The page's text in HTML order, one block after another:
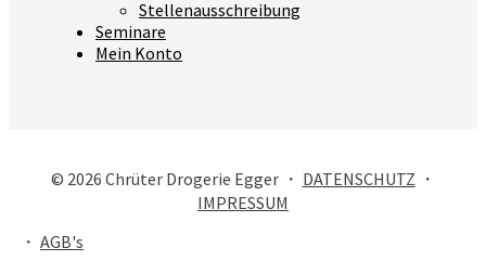
Stellenausschreibung
Seminare
Mein Konto
© 2026 Chrüter Drogerie Egger ・ DATENSCHUTZ ・
IMPRESSUM
・ AGB's